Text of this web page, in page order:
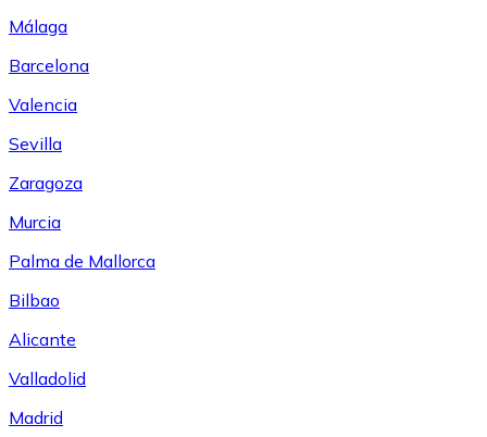
Málaga
Barcelona
Valencia
Sevilla
Zaragoza
Murcia
Palma de Mallorca
Bilbao
Alicante
Valladolid
Madrid